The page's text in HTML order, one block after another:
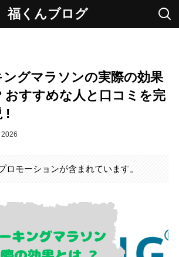
福くんブログ
ングマラソンの実際の効果
おすすめな人と口コミを完
!
2026
ロモーションが含まれています。